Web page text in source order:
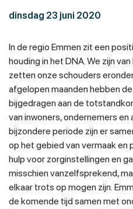
dinsdag 23 juni 2020
In de regio Emmen zit een
houding in het DNA. We zijn
zetten onze schouders
afgelopen maanden hebben
bijgedragen aan de
van inwoners, ondernemers en
bijzondere periode zijn er
op het gebied van vermaak en
hulp voor zorginstellingen en
misschien vanzelfsprekend,
elkaar trots op mogen zijn.
de komende tijd samen met